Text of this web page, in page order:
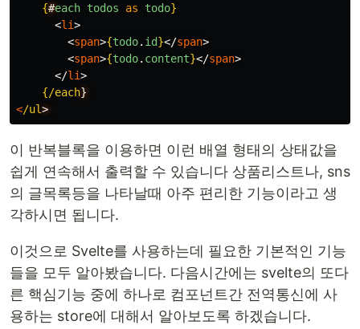
{#each todos as todo}
<li>
<span>{todo. id}</span>
<span>{todo. content}</span>
</li>
{/each
</ul
이 반복블록을 이용하면 이런 배열 형태의 상태값을
쉽게 연속해서 출력할 수 있습니다 상품리스트나, sns
의 글목록등을 나타날때 아주 편리한 기능이라고 생
각하시면 됩니다.
이것으로 Svelte를 사용하는데 필요한 기본적인 기능
들을 모두 알아봤습니다. 다음시간에는 svelte의 또다
른 핵심기능 중에 하나로 컴포넌트간 전역통신에 사
용하는 store에 대해서 알아보도록 하겠습니다.